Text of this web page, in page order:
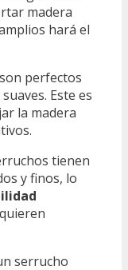
madera
hará el
perfectos
Este es
la madera
tienen
y finos, lo
serrucho